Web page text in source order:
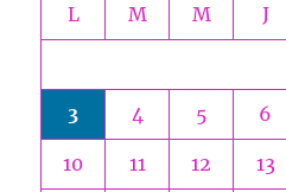
L M M J
3 4 5 6
10 11 12 13